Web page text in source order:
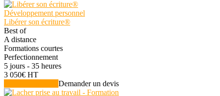
Développement personnel
Libérer son écriture®
Best of
A distance
Formations courtes
Perfectionnement
5 jours - 35 heures
3 050€ HT
Demander un devis